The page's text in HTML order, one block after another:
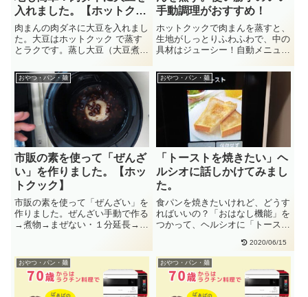
入れました。【ホットクッ
ク 】【中華まん】
肉まんの肉ダネに大豆を入れまし
た。大豆はホットクック で蒸す
とラクです。蒸し大豆（大豆煮）
具、・・
手動調理がおすすめ！
ホットクックで肉まんを蒸すと、
生地がしっとりふわふわで、中の
具材はジューシー！自動メニュー
が・・
おやつ・パン・麺
市販の素を使って「ぜんざ
い」を作りました。【ホッ
トクック】
市販の素を使って「ぜんざい」を
作りました。ぜんざい手動で作る
→煮物→まぜない・１分延長→４
おやつ・パン・麺
「トーストを焼きたい」ヘ
ルシオに話しかけてみまし
た。
食パンを焼きたいけれど、どうす
ればいいの？「おはなし機能」を
つかって、ヘルシオに「トースト
2020/06/15
おやつ・パン・麺 おやつ・パン・麺